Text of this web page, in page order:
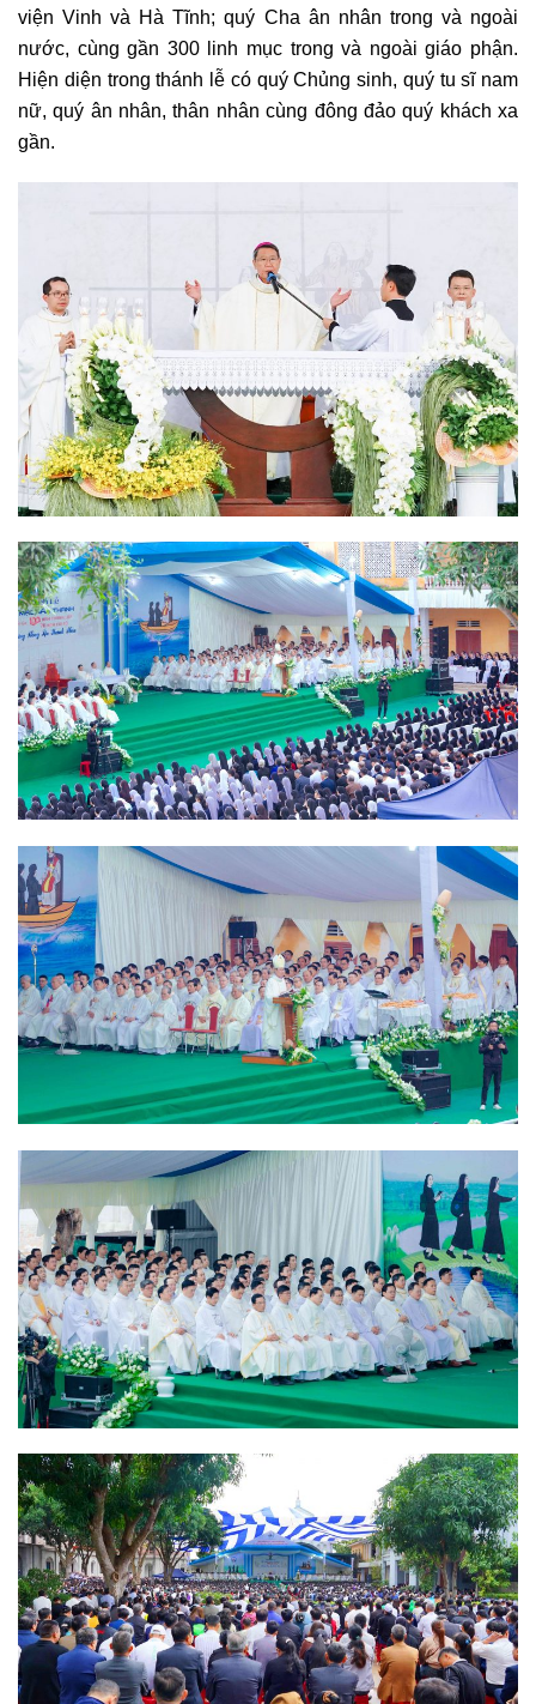
viện Vinh và Hà Tĩnh; quý Cha ân nhân trong và ngoài
nước, cùng gần 300 linh mục trong và ngoài giáo phận.
Hiện diện trong thánh lễ có quý Chủng sinh, quý tu sĩ nam
nữ, quý ân nhân, thân nhân cùng đông đảo quý khách xa
gần.